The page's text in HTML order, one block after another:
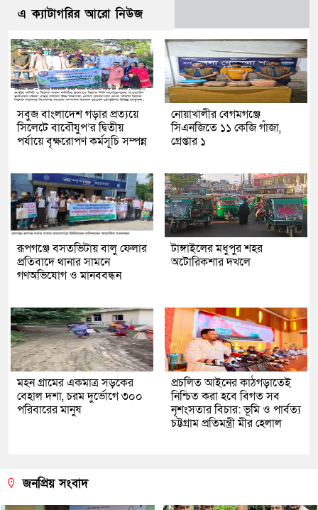
এ ক্যাটাগরির আরো নিউজ
সবুজ বাংলাদেশ গড়ার প্রত্যয়ে
সিলেটে বাবৌযুপ’র দ্বিতীয়
পর্যায়ে বৃক্ষরোপণ কর্মসূচি সম্পন্ন
নোয়াখালীর বেগমগঞ্জে
সিএনজিতে ১১ কেজি গাঁজা,
গ্রেপ্তার ১
রূপগঞ্জে বসতভিটায় বালু ফেলার
প্রতিবাদে থানার সামনে
গণঅভিযোগ ও মানববন্ধন
টাঙ্গাইলের মধুপুর শহর
অটোরিকশার দখলে
মহন গ্রামের একমাত্র সড়কের
বেহাল দশা, চরম দুর্ভোগে ৩০০
পরিবারের মানুষ
প্রচলিত আইনের কাঠগড়াতেই
নিশ্চিত করা হবে বিগত সব
নৃশংসতার বিচার: ভূমি ও পার্বত্য
চট্টগ্রাম প্রতিমন্ত্রী মীর হেলাল
জনপ্রিয় সংবাদ